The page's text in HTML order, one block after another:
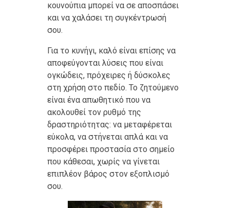
κουνούπια μπορεί να σε αποσπάσει
και να χαλάσει τη συγκέντρωσή
σου.
Για το κυνήγι, καλό είναι επίσης να
αποφεύγονται λύσεις που είναι
ογκώδεις, πρόχειρες ή δύσκολες
στη χρήση στο πεδίο. Το ζητούμενο
είναι ένα απωθητικό που να
ακολουθεί τον ρυθμό της
δραστηριότητας: να μεταφέρεται
εύκολα, να στήνεται απλά και να
προσφέρει προστασία στο σημείο
που κάθεσαι, χωρίς να γίνεται
επιπλέον βάρος στον εξοπλισμό
σου.